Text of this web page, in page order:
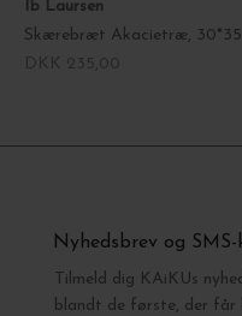
Ib Laursen
Skærebræt Akacietræ, 30*35
Nyhedsbrev og SMS-
Tilmeld dig KAiKUs
blandt de første, der får